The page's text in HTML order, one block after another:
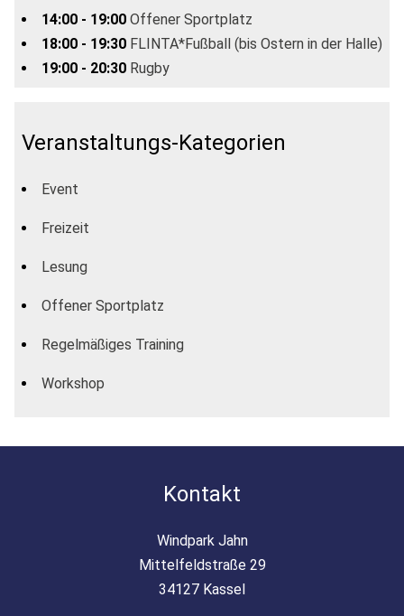
14:00 - 19:00 Offener Sportplatz
18:00 - 19:30 FLINTA*Fußball (bis Ostern in der Halle)
19:00 - 20:30 Rugby
Veranstaltungs-Kategorien
Event
Freizeit
Lesung
Offener Sportplatz
Regelmäßiges Training
Workshop
Kontakt
Windpark Jahn
Mittelfeldstraße 29
34127 Kassel